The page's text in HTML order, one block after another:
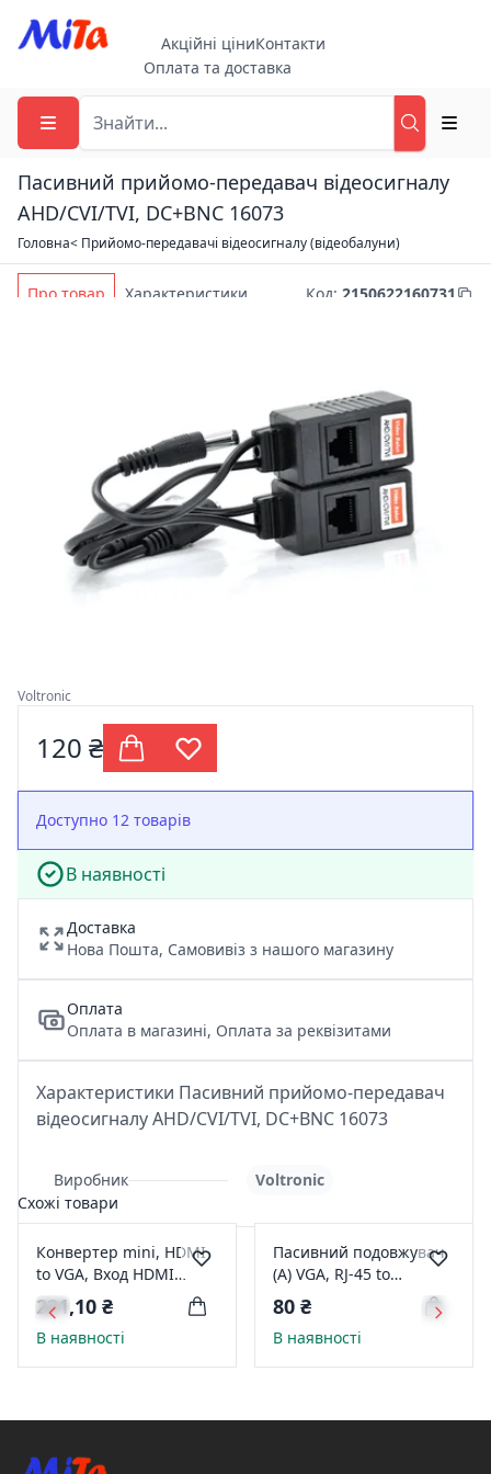
Акційні ціниКонтакти
Оплата та доставка
Пасивний прийомо-передавач відеосигналу
AHD/CVI/TVI, DC+BNC 16073
Головна< Прийомо-передавачі відеосигналу (відеобалуни)
Про товар Характеристики Код: 2150622160731
Voltronic
120 ₴
Доступно 12 товарів
В наявності
Доставка
Нова Пошта, Самовивіз з нашого магазину
Оплата
Оплата в магазині, Оплата за реквізитами
Характеристики Пасивний прийомо-передавач
відеосигналу AHD/CVI/TVI, DC+BNC 16073
Виробник
Voltronic
Схожі товари
Конвертер mini, HDMI
to VGA, Вход HDMI
(мама) на Виход VGA
(мама) 720/1080P, Black,
BOX 26751
221,10 ₴
В наявності
Пасивний подовжувач
(А) VGA, RJ-45 to
VGA(female) Q100 !!!!
Береться в ПАРУ з
08342!!! 10534
80 ₴
В наявності